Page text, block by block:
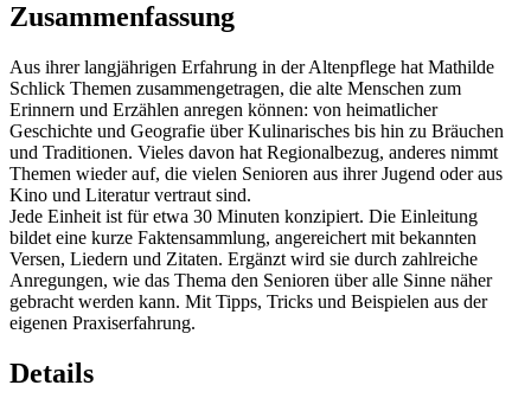
Zusammenfassung
Aus ihrer langjährigen Erfahrung in der Altenpflege hat Mathilde
Schlick Themen zusammengetragen, die alte Menschen zum
Erinnern und Erzählen anregen können: von heimatlicher
Geschichte und Geografie über Kulinarisches bis hin zu Bräuchen
und Traditionen. Vieles davon hat Regionalbezug, anderes nimmt
Themen wieder auf, die vielen Senioren aus ihrer Jugend oder aus
Kino und Literatur vertraut sind.
Jede Einheit ist für etwa 30 Minuten konzipiert. Die Einleitung
bildet eine kurze Faktensammlung, angereichert mit bekannten
Versen, Liedern und Zitaten. Ergänzt wird sie durch zahlreiche
Anregungen, wie das Thema den Senioren über alle Sinne näher
gebracht werden kann. Mit Tipps, Tricks und Beispielen aus der
eigenen Praxiserfahrung.
Details